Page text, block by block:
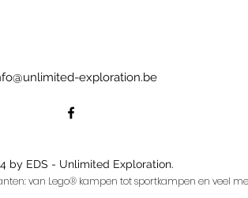
exploration.be
by EDS - Unlimited Exploration.
van Lego® kampen tot sportkampen en veel